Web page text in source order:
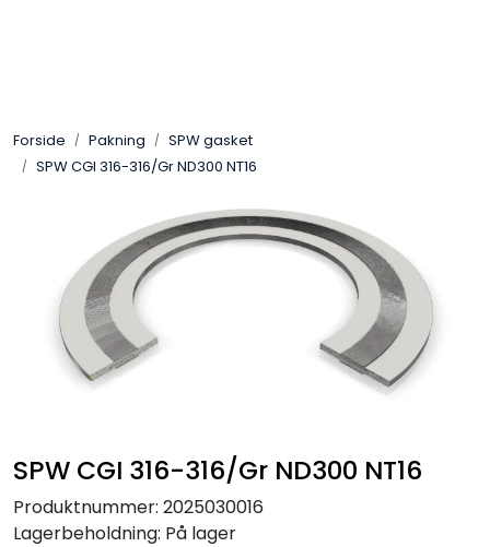
Forside Pakning
SPW gasket
SPW CGI 316-316/Gr ND300 NT16
SPW CGI 316-316/Gr ND300 NT16
Produktnummer: 2025030016
Lagerbeholdning: På lager
Pakning
Automasjon
Slitasjeteknikk
Verneutstyr